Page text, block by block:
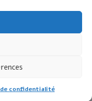
confidentialité